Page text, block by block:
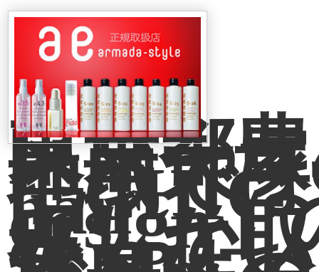
東京都
区南大
地域で
「CHIC
hair
design」
みしか
扱って